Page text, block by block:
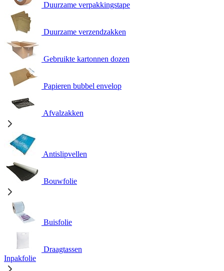
Duurzame verpakkingstape
Duurzame verzendzakken
Gebruikte kartonnen dozen
Papieren bubbel envelop
Afvalzakken
Antislipvellen
Bouwfolie
Buisfolie
Draagtassen
Inpakfolie